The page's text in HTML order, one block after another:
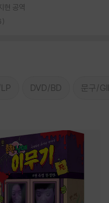
현 공역
)
DVD/BD 문구/